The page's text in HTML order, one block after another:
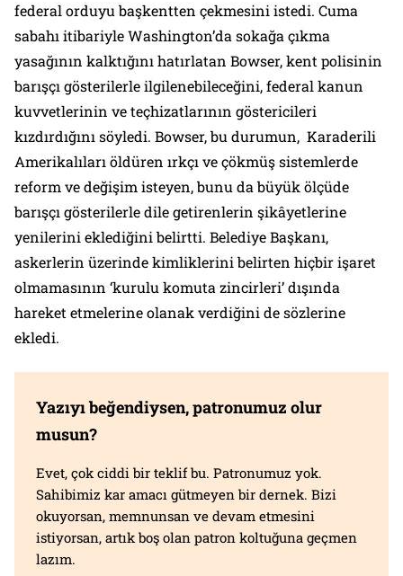
federal orduyu başkentten çekmesini istedi. Cuma
sabahı itibariyle Washington’da sokağa çıkma
yasağının kalktığını hatırlatan Bowser, kent polisinin
barışçı gösterilerle ilgilenebileceğini, federal kanun
kuvvetlerinin ve teçhizatlarının göstericileri
kızdırdığını söyledi. Bowser, bu durumun, Karaderili
Amerikalıları öldüren ırkçı ve çökmüş sistemlerde
reform ve değişim isteyen, bunu da büyük ölçüde
barışçı gösterilerle dile getirenlerin şikâyetlerine
yenilerini eklediğini belirtti. Belediye Başkanı,
askerlerin üzerinde kimliklerini belirten hiçbir işaret
olmamasının ‘kurulu komuta zincirleri’ dışında
hareket etmelerine olanak verdiğini de sözlerine
ekledi.
Yazıyı beğendiysen, patronumuz olur
musun?
Evet, çok ciddi bir teklif bu. Patronumuz yok.
Sahibimiz kar amacı gütmeyen bir dernek. Bizi
okuyorsan, memnunsan ve devam etmesini
istiyorsan, artık boş olan patron koltuğuna geçmen
lazım.